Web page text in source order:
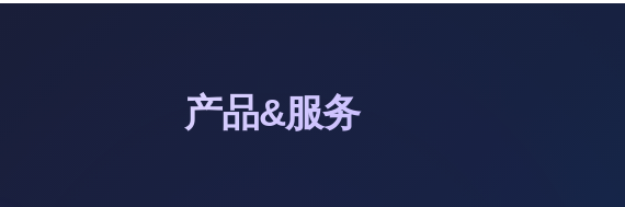
产品&服务